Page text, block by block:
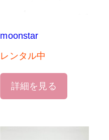
moonstar
レンタル中
詳細を見る